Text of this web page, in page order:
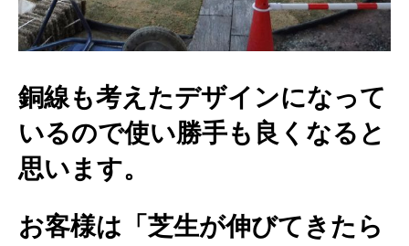
銅線も考えたデザインになって
いるので使い勝手も良くなると
思います。
お客様は「芝生が伸びてきたら